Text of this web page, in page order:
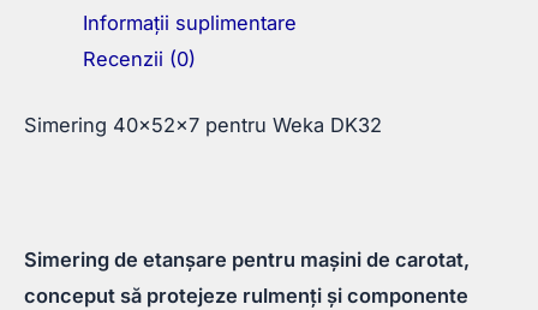
Informații suplimentare
Recenzii (0)
Simering 40x52x7 pentru Weka DK32
Simering de etanșare pentru mașini de carotat,
conceput să protejeze rulmenți și componente